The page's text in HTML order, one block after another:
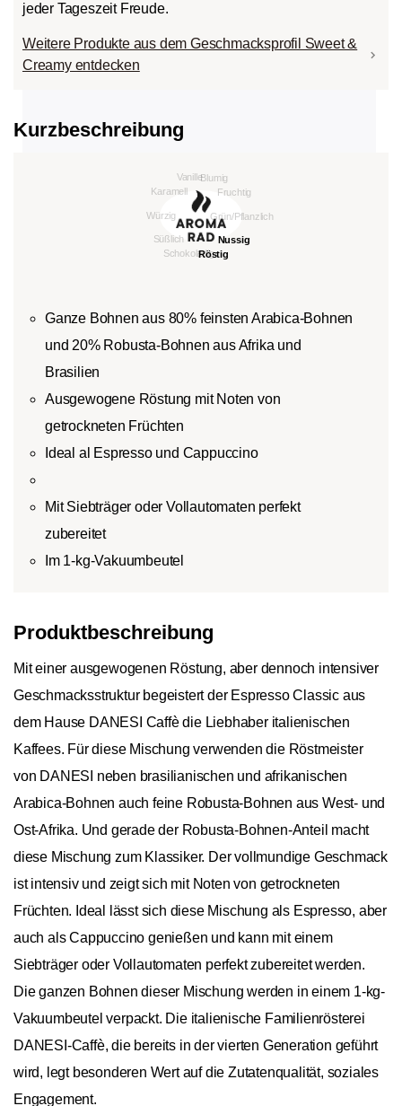
jeder Tageszeit Freude.
Weitere Produkte aus dem Geschmacksprofil Sweet &
Creamy entdecken
Kurzbeschreibung
Ganze Bohnen aus 80% feinsten Arabica-Bohnen
und 20% Robusta-Bohnen aus Afrika und
Brasilien
Ausgewogene Röstung mit Noten von
getrockneten Früchten
Ideal al Espresso und Cappuccino
Mit Siebträger oder Vollautomaten perfekt
zubereitet
Im 1-kg-Vakuumbeutel
Produktbeschreibung
Mit einer ausgewogenen Röstung, aber dennoch intensiver
Geschmacksstruktur begeistert der Espresso Classic aus
dem Hause DANESI Caffè die Liebhaber italienischen
Kaffees. Für diese Mischung verwenden die Röstmeister
von DANESI neben brasilianischen und afrikanischen
Arabica-Bohnen auch feine Robusta-Bohnen aus West- und
Ost-Afrika. Und gerade der Robusta-Bohnen-Anteil macht
diese Mischung zum Klassiker. Der vollmundige Geschmack
ist intensiv und zeigt sich mit Noten von getrockneten
Früchten. Ideal lässt sich diese Mischung als Espresso, aber
auch als Cappuccino genießen und kann mit einem
Siebträger oder Vollautomaten perfekt zubereitet werden.
Die ganzen Bohnen dieser Mischung werden in einem 1-kg-
Vakuumbeutel verpackt. Die italienische Familienrösterei
DANESI-Caffè, die bereits in der vierten Generation geführt
wird, legt besonderen Wert auf die Zutatenqualität, soziales
Engagement.